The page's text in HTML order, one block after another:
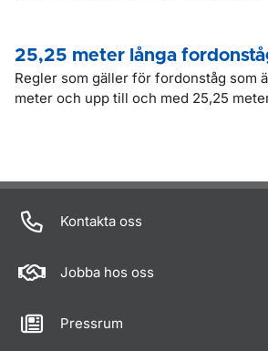
25,25 meter långa
Regler som gäller för fordonståg som
meter och upp till och med 25,25
Kontakta oss
Jobba hos oss
Pressrum